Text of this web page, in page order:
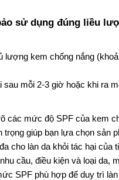
sử dụng đúng liều
lượng kem chống nắng
sau mỗi 2-3 giờ hoặc khi ra
các mức độ SPF của kem
trọng giúp bạn lựa chọn sản
cho làn da khỏi tác hại của
cầu, điều kiện và loại da,
SPF phù hợp để duy trì